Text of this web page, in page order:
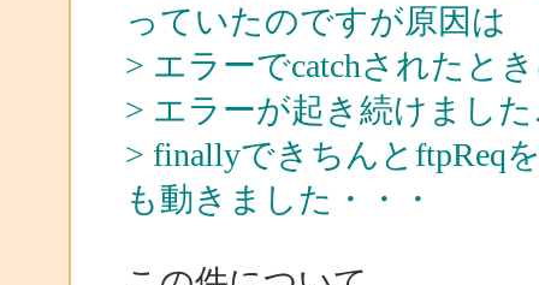
っていたのですが原因は
> エラーでcatchされたと
> エラーが起き続けまし
> finallyできちんとftpReq
も動きました・・・